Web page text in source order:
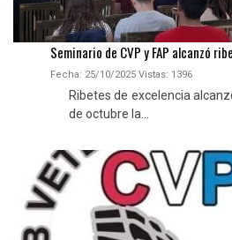
Seminario de CVP y FAP alcanzó
Fecha: 25/10/2025Vistas: 1396
Ribetes de excelencia
de octubre la...